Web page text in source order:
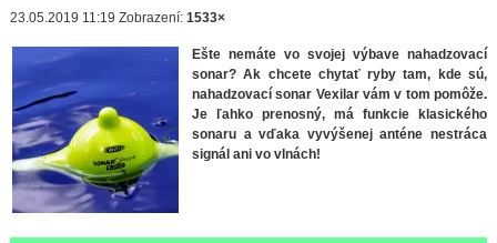
23.05.2019 11:19 Zobrazení: 1533×
Ešte nemáte vo svojej výbave nahadzovací
sonar? Ak chcete chytať ryby tam, kde sú,
nahadzovací sonar Vexilar vám v tom pomôže.
Je ľahko prenosný, má funkcie klasického
sonaru a vďaka vyvýšenej anténe nestráca
signál ani vo vlnách!